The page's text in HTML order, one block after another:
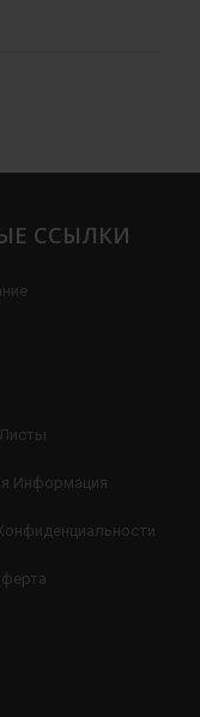
ССЫЛКИ
Информация